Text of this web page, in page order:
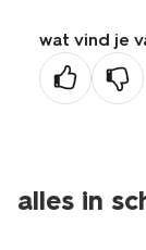
wat vind je
alles in